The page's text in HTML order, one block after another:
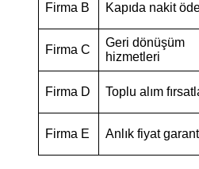
Firma B Kapıda nakit
Firma C
Geri dönüşüm
hizmetleri
Firma D Toplu alım
Firma E Anlık fiyat